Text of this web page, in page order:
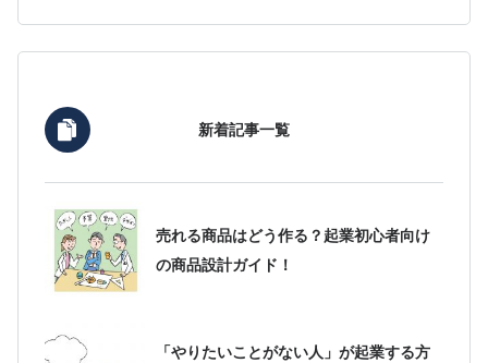
新着記事一覧
売れる商品はどう作る？起業初心者向け
の商品設計ガイド！
「やりたいことがない人」が起業する方